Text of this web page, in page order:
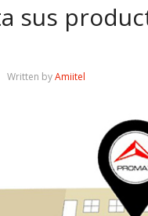
sus
Written byAmiitel